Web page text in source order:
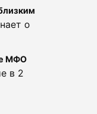
о
МФО
в 2